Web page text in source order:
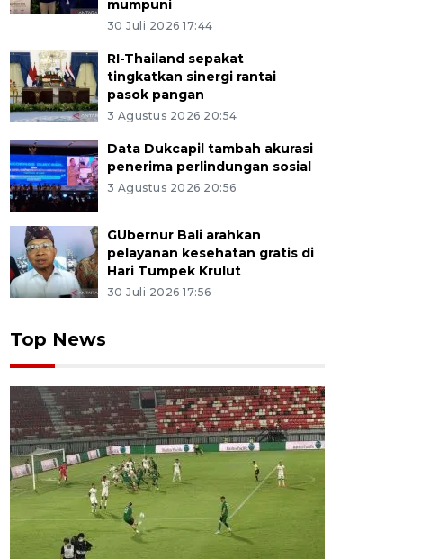
mumpuni
30 Juli 2026 17:44
RI-Thailand sepakat
tingkatkan sinergi rantai
pasok pangan
3 Agustus 2026 20:54
Data Dukcapil tambah akurasi
penerima perlindungan sosial
3 Agustus 2026 20:56
GUbernur Bali arahkan
pelayanan kesehatan gratis di
Hari Tumpek Krulut
30 Juli 2026 17:56
Top News